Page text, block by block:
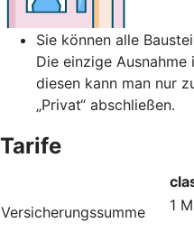
Sie können alle
Die einzige Ausnahme
diesen kann man nur
„Privat“ abschließen.
Tarife
Versicherungssumme
1